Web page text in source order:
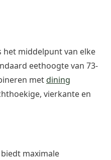
het middelpunt van elke
eethoogte van 73-
metdining
vierkante en
biedt maximale